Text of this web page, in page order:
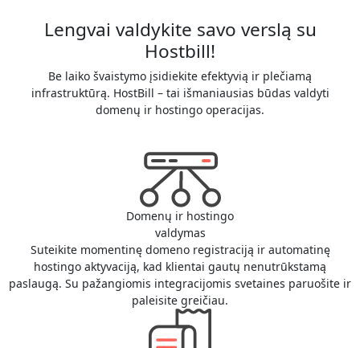
Lengvai valdykite savo verslą su
Hostbill!
Be laiko švaistymo įsidiekite efektyvią ir plečiamą
infrastruktūrą. HostBill – tai išmaniausias būdas valdyti
domenų ir hostingo operacijas.
Domenų ir hostingo
valdymas
Suteikite momentinę domeno registraciją ir automatinę
hostingo aktyvaciją, kad klientai gautų nenutrūkstamą
paslaugą. Su pažangiomis integracijomis svetaines paruošite ir
paleisite greičiau.